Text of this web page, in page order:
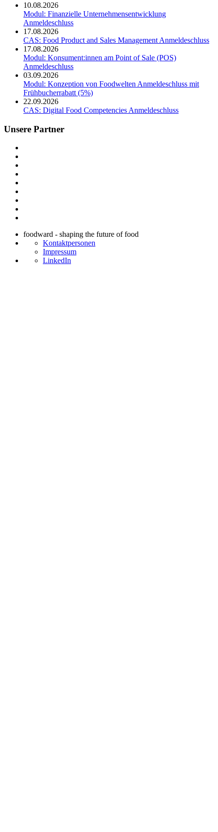
10.08.2026
Modul: Finanzielle Unternehmensentwicklung
Anmeldeschluss
17.08.2026
CAS: Food Product and Sales Management Anmeldeschluss
17.08.2026
Modul: Konsument:innen am Point of Sale (POS)
Anmeldeschluss
03.09.2026
Modul: Konzeption von Foodwelten Anmeldeschluss mit
Frühbucherrabatt (5%)
22.09.2026
CAS: Digital Food Competencies Anmeldeschluss
Unsere Partner
foodward - shaping the future of food
Kontaktpersonen
Impressum
LinkedIn